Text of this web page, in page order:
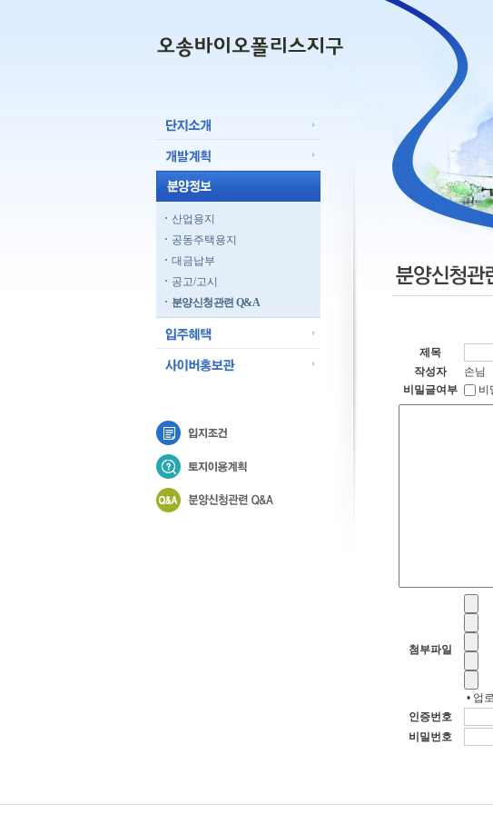
산업용지
공동주택용지
대금납부
공고/고시
분양신청관련 Q&A
제목
작성자
손님
비밀글여부
비
첨부파일
• 업
인증번호
비밀번호